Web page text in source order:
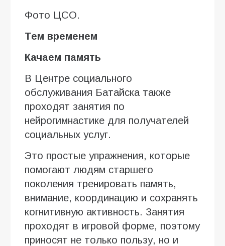
Фото ЦСО.
Тем временем
Качаем память
В Центре социального
обслуживания Батайска также
проходят занятия по
нейрогимнастике для получателей
социальных услуг.
Это простые упражнения, которые
помогают людям старшего
поколения тренировать память,
внимание, координацию и сохранять
когнитивную активность. Занятия
проходят в игровой форме, поэтому
приносят не только пользу, но и